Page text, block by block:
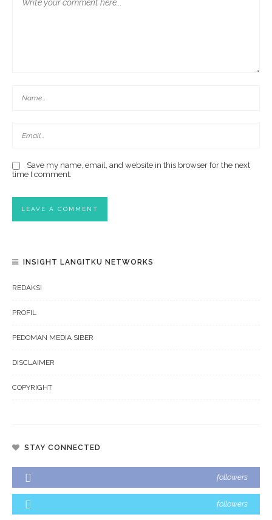
Save my name, email, and website in this browser for the next
time I comment.
INSIGHT LANGITKU NETWORKS
REDAKSI
PROFIL
PEDOMAN MEDIA SIBER
DISCLAIMER
COPYRIGHT
STAY CONNECTED
followers
followers